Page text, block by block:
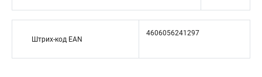
Штрих-код EAN
4606056241297